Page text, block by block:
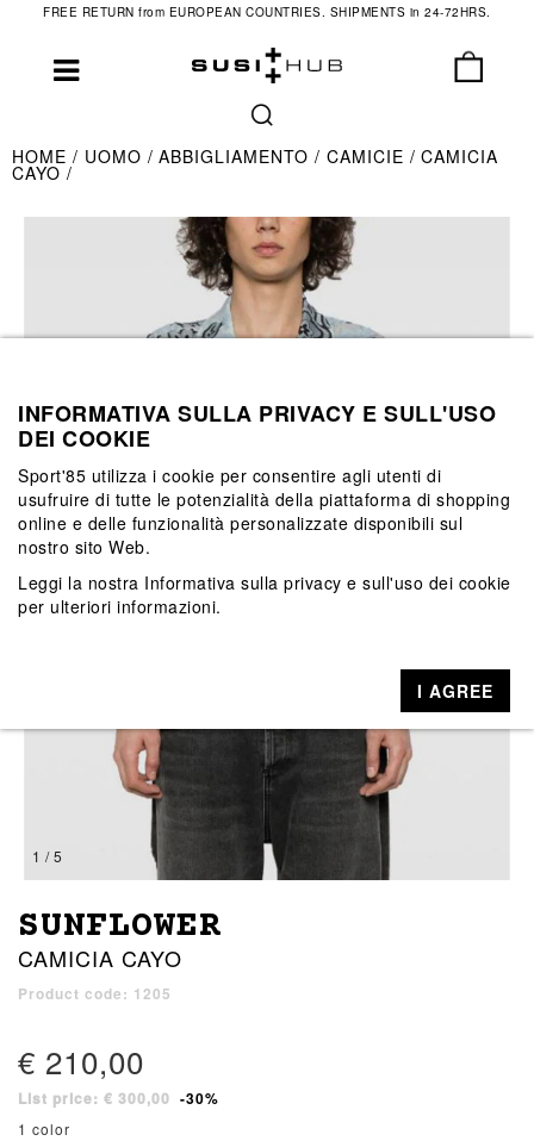
FREE RETURN from EUROPEAN COUNTRIES. SHIPMENTS in 24-72HRS.
HOME UOMO ABBIGLIAMENTO CAMICIE CAMICIA
CAYO
1 / 5
SUNFLOWER
CAMICIA CAYO
Product code: 1205
€ 210,00
List price: € 300,00 -30%
1 color
INFORMATIVA SULLA PRIVACY E SULL'USO
DEI COOKIE
Sport'85 utilizza i cookie per consentire agli utenti di
usufruire di tutte le potenzialità della piattaforma di shopping
online e delle funzionalità personalizzate disponibili sul
nostro sito Web.
Leggi la nostra Informativa sulla privacy e sull'uso dei cookie
per ulteriori informazioni.
I AGREE